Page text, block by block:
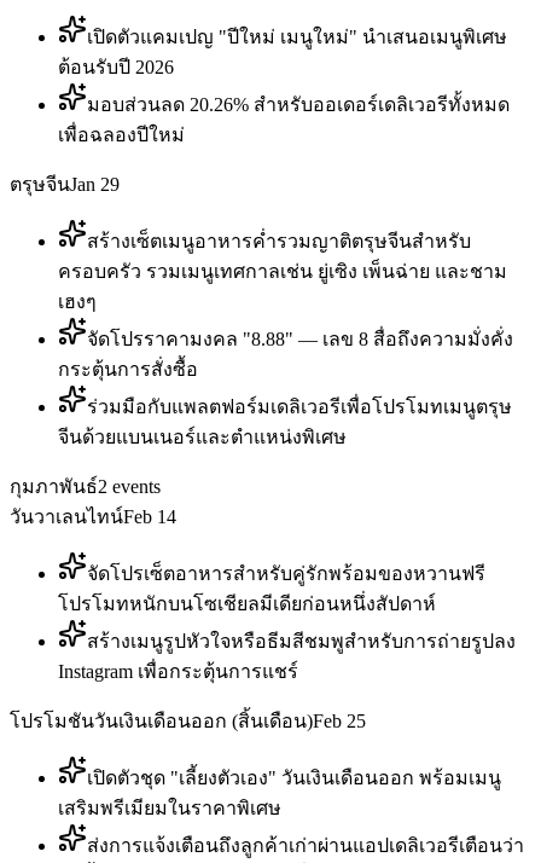
เปิดตัวแคมเปญ "ปีใหม่ เมนูใหม่" นำเสนอเมนูพิเศษ
ต้อนรับปี 2026
มอบส่วนลด 20.26% สำหรับออเดอร์เดลิเวอรีทั้งหมด
เพื่อฉลองปีใหม่
ตรุษจีนJan 29
สร้างเซ็ตเมนูอาหารค่ำรวมญาติตรุษจีนสำหรับ
ครอบครัว รวมเมนูเทศกาลเช่น ยู่เซิง เพ็นฉ่าย และชาม
เฮงๆ
จัดโปรราคามงคล "8.88" — เลข 8 สื่อถึงความมั่งคั่ง
กระตุ้นการสั่งซื้อ
ร่วมมือกับแพลตฟอร์มเดลิเวอรีเพื่อโปรโมทเมนูตรุษ
จีนด้วยแบนเนอร์และตำแหน่งพิเศษ
กุมภาพันธ์2 events
วันวาเลนไทน์Feb 14
จัดโปรเซ็ตอาหารสำหรับคู่รักพร้อมของหวานฟรี
โปรโมทหนักบนโซเชียลมีเดียก่อนหนึ่งสัปดาห์
สร้างเมนูรูปหัวใจหรือธีมสีชมพูสำหรับการถ่ายรูปลง
Instagram เพื่อกระตุ้นการแชร์
โปรโมชันวันเงินเดือนออก (สิ้นเดือน)Feb 25
เปิดตัวชุด "เลี้ยงตัวเอง" วันเงินเดือนออก พร้อมเมนู
เสริมพรีเมียมในราคาพิเศษ
ส่งการแจ้งเตือนถึงลูกค้าเก่าผ่านแอปเดลิเวอรีเตือนว่า